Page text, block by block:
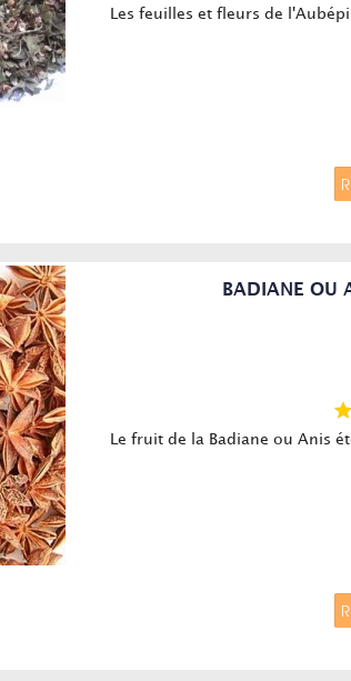
Les feuilles et fleurs de
BADIANE OU
Le fruit de la Badiane ou Anis